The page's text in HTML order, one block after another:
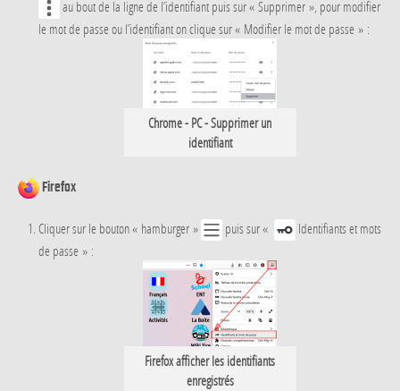
au bout de la ligne de l’identifiant puis sur « Supprimer », pour modifier
le mot de passe ou l’identifiant on clique sur « Modifier le mot de passe » :
Chrome - PC - Supprimer un
identifiant
Firefox
Cliquer sur le bouton « hamburger » puis sur «
Identifiants et mots
de passe » :
Firefox afficher les identifiants
enregistrés